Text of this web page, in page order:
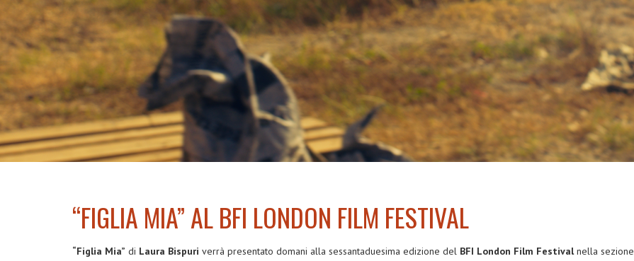
“FIGLIA MIA” AL BFI LONDON FILM FESTIVAL
“Figlia Mia” di Laura Bispuri verrà presentato domani alla sessantaduesima edizione del BFI London Film Festivalnella sezione